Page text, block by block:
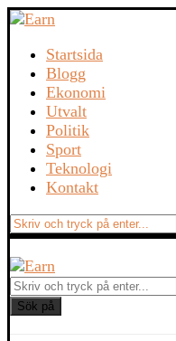
Startsida
Blogg
Ekonomi
Utvalt
Politik
Sport
Teknologi
Kontakt
Sök på